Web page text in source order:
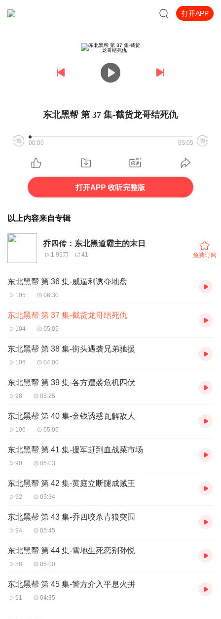
打开APP
东北黑帮 第 37 集-截货龙哥结死仇
00:00 05:05
打开APP 收听完整版
以上内容来自专辑
乔四传：东北黑道霸主的末日
1.95万 41 免费订阅
东北黑帮 第 36 集-威逼利诱夺地盘
105 06:30
东北黑帮 第 37 集-截货龙哥结死仇
104 05:05
东北黑帮 第 38 集-街头遇袭兄弟驰援
106 04:00
东北黑帮 第 39 集-各方遭袭危机四伏
98 05:25
东北黑帮 第 40 集-金钱诱惑瓦解敌人
106 05:06
东北黑帮 第 41 集-援军赶到血战菜市场
90 05:03
东北黑帮 第 42 集-黄庭立断腿成贼王
92 05:34
东北黑帮 第 43 集-乔四咬杀青狼突围
94 05:45
东北黑帮 第 44 集-雪地生死恋别孙悦
88 05:00
东北黑帮 第 45 集-警方介入平息火拼
91 04:35